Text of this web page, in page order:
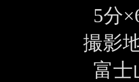
5分
撮影
富士